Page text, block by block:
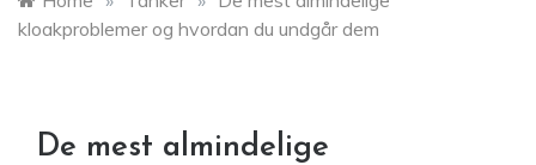
kloakproblemer og hvordan du undgår dem
De mest almindelige